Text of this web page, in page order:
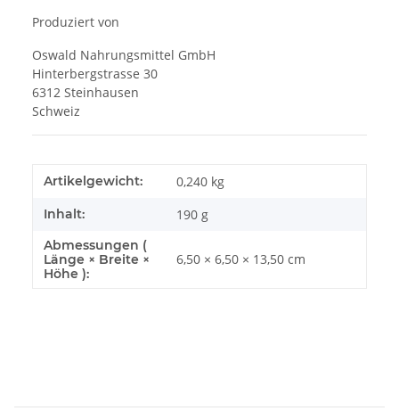
Produziert von
Oswald Nahrungsmittel GmbH
Hinterbergstrasse 30
6312 Steinhausen
Schweiz
Artikelgewicht: 0,240 kg
Inhalt: 190 g
Abmessungen (
Länge × Breite ×
Höhe ):
6,50 × 6,50 × 13,50 cm